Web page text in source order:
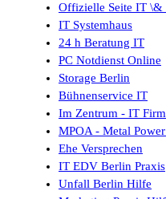
Offizielle Seite IT \&
IT Systemhaus
24 h Beratung IT
PC Notdienst Online
Storage Berlin
Bühnenservice IT
Im Zentrum - IT
MPOA - Metal
Ehe Versprechen
IT EDV Berlin Praxis
Unfall Berlin Hilfe